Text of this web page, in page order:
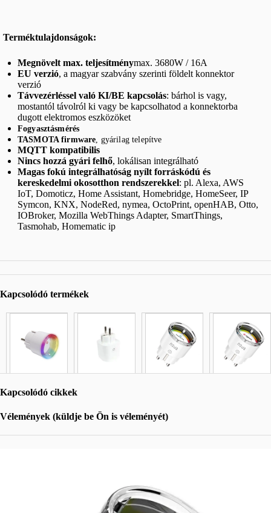
Terméktulajdonságok:
Megnövelt max. teljesítménymax. 3680W / 16A
EU verzió, a magyar szabvány szerinti földelt konnektor
verzió
Távvezérléssel való KI/BE kapcsolás: bárhol is vagy,
mostantól távolról ki vagy be kapcsolhatod a konnektorba
dugott elektromos eszközöket
Fogyasztásmérés
TASMOTA firmware, gyárilag telepítve
MQTT kompatibilis
Nincs hozzá gyári felhő, lokálisan integrálható
Magas fokú integrálhatóság nyílt forráskódú és
kereskedelmi okosotthon rendszerekkel: pl. Alexa, AWS
IoT, Domoticz, Home Assistant, Homebridge, HomeSeer, IP
Symcon, KNX, NodeRed, nymea, OctoPrint, openHAB, Otto,
IOBroker, Mozilla WebThings Adapter, SmartThings,
Tasmohab, Homematic ip
Kapcsolódó termékek
Kapcsolódó cikkek
Vélemények (küldje be Ön is véleményét)